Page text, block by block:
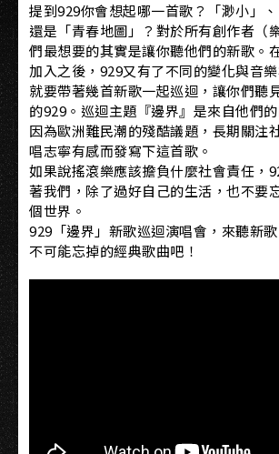
提到929你會想起哪一首歌？「渺小」、
還是「青春地圖」？對於所有創作者（
們最想要的其實是讓你聽他們的新歌。
加入之後，929又有了不同的變化與音
就要帶著幾首新歌一起巡迴，讓你們聽
的929。巡迴主題『邊界』是來自他們
因為歐洲難民潮的殘酷議題，長期關注
唱志寧有感而發寫下這首歌。
如果說搖滾樂應該擔負什麼社會責任，
著我們，除了過好自己的生活，也不要
個世界。
929「邊界」新歌巡迴演唱會，來聽新
不可能忘掉的經典歌曲吧！